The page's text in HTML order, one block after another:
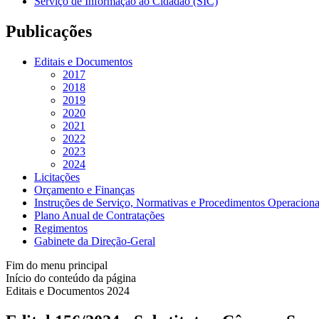
Publicações
Editais e Documentos
2017
2018
2019
2020
2021
2022
2023
2024
Licitações
Orçamento e Finanças
Instruções de Serviço, Normativas e Procedimentos
Plano Anual de Contratações
Regimentos
Gabinete da Direção-Geral
Fim do menu principal
Início do conteúdo da página
Editais e Documentos 2024